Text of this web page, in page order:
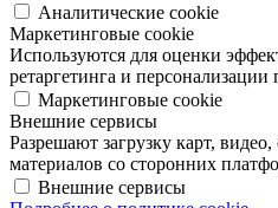
Аналитические cookie
Маркетинговые cookie
Используются для оценки
ретаргетинга и
Маркетинговые cookie
Внешние сервисы
Разрешают загрузку карт,
материалов со сторонних
Внешние сервисы